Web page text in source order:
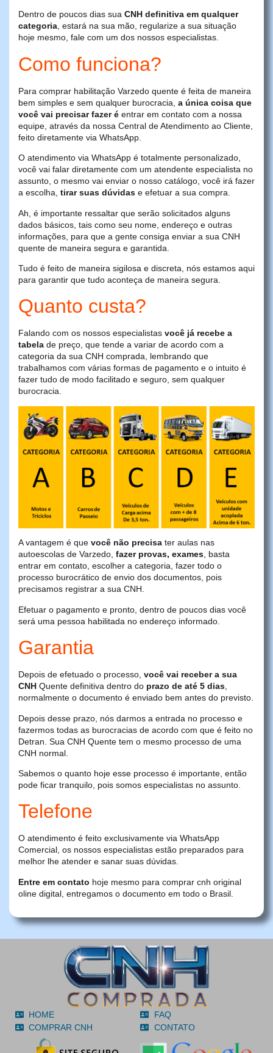
Dentro de poucos dias sua CNH definitiva em qualquer
categoria, estará na sua mão, regularize a sua situação
hoje mesmo, fale com um dos nossos especialistas.
Como funciona?
Para comprar habilitação Varzedo quente é feita de maneira
bem simples e sem qualquer burocracia, a única coisa que
você vai precisar fazer é entrar em contato com a nossa
equipe, através da nossa Central de Atendimento ao Cliente,
feito diretamente via WhatsApp.
O atendimento via WhatsApp é totalmente personalizado,
você vai falar diretamente com um atendente especialista no
assunto, o mesmo vai enviar o nosso catálogo, você irá fazer
a escolha, tirar suas dúvidas e efetuar a sua compra.
Ah, é importante ressaltar que serão solicitados alguns
dados básicos, tais como seu nome, endereço e outras
informações, para que a gente consiga enviar a sua CNH
quente de maneira segura e garantida.
Tudo é feito de maneira sigilosa e discreta, nós estamos aqui
para garantir que tudo aconteça de maneira segura.
Quanto custa?
Falando com os nossos especialistas você já recebe a
tabela de preço, que tende a variar de acordo com a
categoria da sua CNH comprada, lembrando que
trabalhamos com várias formas de pagamento e o intuito é
fazer tudo de modo facilitado e seguro, sem qualquer
burocracia.
A vantagem é que você não precisa ter aulas nas
autoescolas de Varzedo, fazer provas, exames, basta
entrar em contato, escolher a categoria, fazer todo o
processo burocrático de envio dos documentos, pois
precisamos registrar a sua CNH.
Efetuar o pagamento e pronto, dentro de poucos dias você
será uma pessoa habilitada no endereço informado.
Garantia
Depois de efetuado o processo, você vai receber a sua
CNH Quente definitiva dentro do prazo de até 5 dias,
normalmente o documento é enviado bem antes do previsto.
Depois desse prazo, nós darmos a entrada no processo e
fazermos todas as burocracias de acordo com que é feito no
Detran. Sua CNH Quente tem o mesmo processo de uma
CNH normal.
Sabemos o quanto hoje esse processo é importante, então
pode ficar tranquilo, pois somos especialistas no assunto.
Telefone
O atendimento é feito exclusivamente via WhatsApp
Comercial, os nossos especialistas estão preparados para
melhor lhe atender e sanar suas dúvidas.
Entre em contato hoje mesmo para comprar cnh original
oline digital, entregamos o documento em todo o Brasil.
HOME
COMPRAR CNH
FAQ
CONTATO